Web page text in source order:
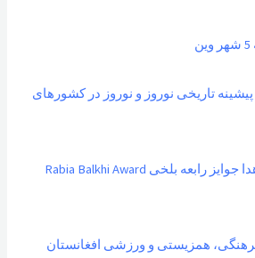
پیشینه تاریخی نوروز و نوروز در کشورهای
فورم رای دهی برنامه اهدا جوایز رابعه بلخی Rabia Balkhi Award
همزیستی و ورزشی افغانستان